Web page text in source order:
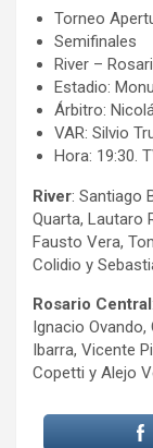
Torneo
Semifinales
River –
Estadio:
Árbitro:
VAR: Silvio
Hora: 19:30.
River: Santiago
Quarta, Lautaro
Fausto Vera,
Colidio y
Rosario Central
Ignacio
Ibarra, Vicente
Copetti y Alejo